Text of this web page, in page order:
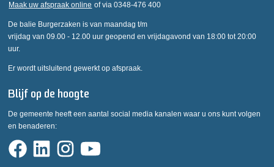
Maak uw afspraak online of via 0348-476 400
De balie Burgerzaken is van maandag t/m
vrijdag van 09.00 - 12.00 uur geopend en vrijdagavond van 18:00 tot 20:00
uur.
Er wordt uitsluitend gewerkt op afspraak.
Blijf op de hoogte
De gemeente heeft een aantal social media kanalen waar u ons kunt volgen
en benaderen: